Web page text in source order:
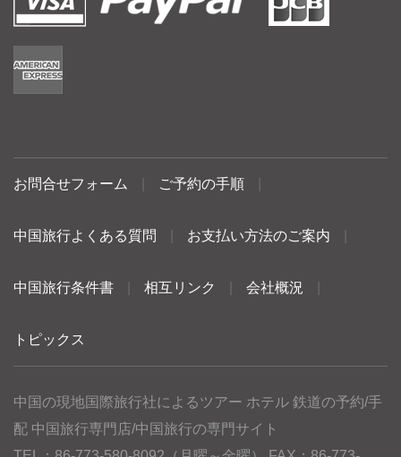
お問合せフォーム ご予約の手順
中国旅行よくある質問 お支払い方法のご案内
中国旅行条件書 相互リンク 会社概況
トピックス
中国の現地国際旅行社によるツアー ホテル 鉄道の予約/手
配 中国旅行専門店/中国旅行の専門サイト